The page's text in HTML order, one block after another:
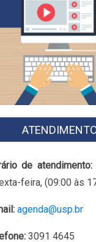
de atendimento:
feira, (09:00 às
agenda@usp.br
3091 4645